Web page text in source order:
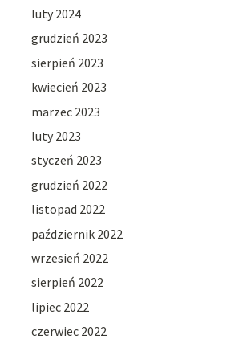
luty 2024
grudzień 2023
sierpień 2023
kwiecień 2023
marzec 2023
luty 2023
styczeń 2023
grudzień 2022
listopad 2022
październik 2022
wrzesień 2022
sierpień 2022
lipiec 2022
czerwiec 2022